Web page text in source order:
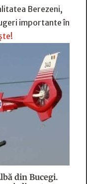
Berezeni,
importante în
din Bucegi.